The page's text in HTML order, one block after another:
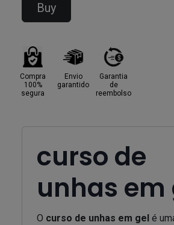
Buy
Compra
100%
segura
Envio
garantido
Garantia
de
reembolso
curso de
unhas em
O curso de unhas em gel é